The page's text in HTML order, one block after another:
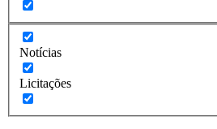
Notícias
Licitações